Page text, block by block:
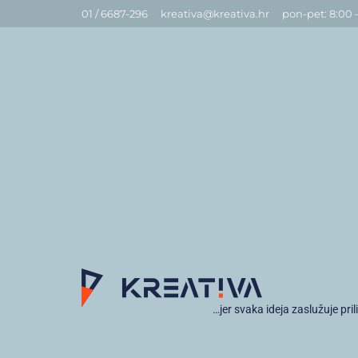
01 / 6687-296 kreativa@kreativa.hr pon-pet: 8:00
…jer svaka ideja zaslužuje